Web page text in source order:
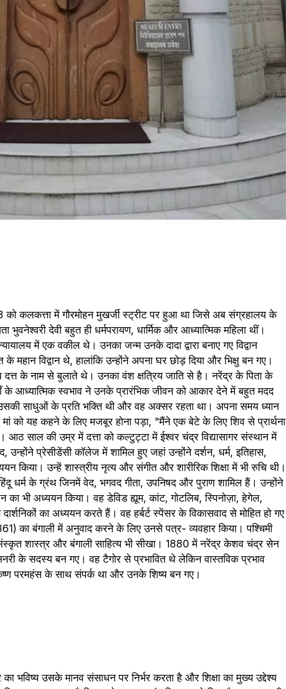
को कलकत्ता में गौरमोहन मुखर्जी स्ट्रीट पर हुआ था जिसे अब संग्रहालय के
भुवनेश्वरी देवी बहुत ही धर्मपरायण, धार्मिक और आध्यात्मिक महिला थीं।
में एक वकील थे। उनका जन्म उनके दादा द्वारा बनाए गए विद्वान
विद्वान थे, हालांकि उन्होंने अपना घर छोड़ दिया और भिक्षु बन गए।
दत्त के नाम से बुलाते थे। उनका वंश क्षत्रिय जाति से है। नरेंद्र के पिता के
के आध्यात्मिक स्वभाव ने उनके प्रारंभिक जीवन को आकार देने में बहुत मदद
उसकी साधुओं के प्रति भक्ति थी और वह अक्सर रहता था। अपना समय ध्यान
मां को यह कहने के लिए मजबूर होना पड़ा, "मैंने एक बेटे के लिए शिव से प्रार्थना
साल की उम्र में दत्ता को कल्टुट्टा में ईश्वर चंद्र विद्यासागर संस्थान में
उन्होंने प्रेसीडेंसी कॉलेज में शामिल हुए जहां उन्होंने दर्शन, धर्म, इतिहास,
किया। उन्हें शास्त्रीय नृत्य और संगीत और शारीरिक शिक्षा में भी रुचि थी।
धर्म के ग्रंथ जिनमें वेद, भगवद गीता, उपनिषद और पुराण शामिल हैं। उन्होंने
भी अध्ययन किया। वह डेविड ह्यूम, कांट, गोटलिब, स्पिनोज़ा, हेगेल,
का अध्ययन करते हैं। वह हर्बर्ट स्पेंसर के विकासवाद से मोहित हो गए
का बंगाली में अनुवाद करने के लिए उनसे पत्र- व्यवहार किया। पश्चिमी
शास्त्र और बंगाली साहित्य भी सीखा। 1880 में नरेंद्र केशव चंद्र सेन
के सदस्य बन गए। वह टैगोर से प्रभावित थे लेकिन वास्तविक प्रभाव
परमहंस के साथ संपर्क था और उनके शिष्य बन गए।
का भविष्य उसके मानव संसाधन पर निर्भर करता है और शिक्षा का मुख्य उद्देश्य